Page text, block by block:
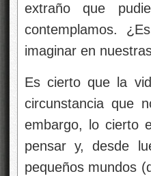
extraño que
contemplamos.
imaginar en
Es cierto que la
circunstancia que
embargo, lo cierto
pensar y, desde
pequeños mundos